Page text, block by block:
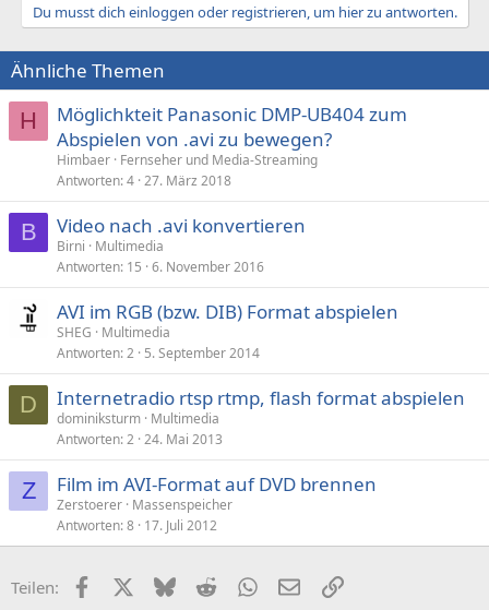
Du musst dich einloggen oder registrieren, um hier zu antworten.
Ähnliche Themen
H
Möglichkteit Panasonic DMP-UB404 zum
Abspielen von .avi zu bewegen?
Himbaer Fernseher und Media-Streaming
Antworten 4 27. März 2018
B Video nach .avi konvertieren
Birni
Multimedia
Antworten 15 6. November 2016
AVI im RGB (bzw. DIB) Format abspielen
SHEG
Multimedia
Antworten 2 5. September 2014
D Internetradio rtsp rtmp, flash format abspielen
dominiksturm Multimedia
Antworten 2 24. Mai 2013
Z Film im AVI-Format auf DVD brennen
Zerstoerer Massenspeicher
Antworten 8 17. Juli 2012
Teilen: FacebookX (Twitter)
BlueskyRedditWhatsApp
E-MailLink